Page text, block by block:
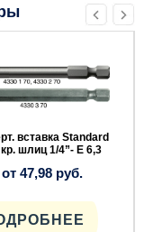
вставка Standard
шлиц 1/4”- Е 6,3
от 47,98 руб.